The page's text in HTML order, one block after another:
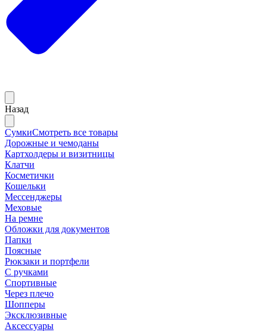
Назад
СумкиСмотреть все товары
Дорожные и чемоданы
Картхолдеры и визитницы
Клатчи
Косметички
Кошельки
Мессенджеры
Меховые
На ремне
Обложки для документов
Папки
Поясные
Рюкзаки и портфели
С ручками
Спортивные
Через плечо
Шопперы
Эксклюзивные
Аксессуары